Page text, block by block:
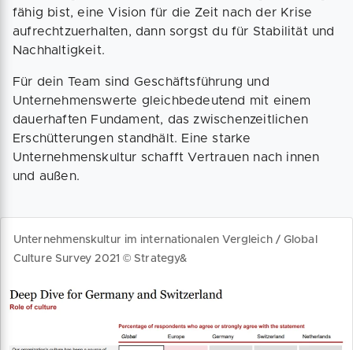
fähig bist, eine Vision für die Zeit nach der Krise
aufrechtzuerhalten, dann sorgst du für Stabilität und
Nachhaltigkeit.
Für dein Team sind Geschäftsführung und
Unternehmenswerte gleichbedeutend mit einem
dauerhaften Fundament, das zwischenzeitlichen
Erschütterungen standhält. Eine starke
Unternehmenskultur schafft Vertrauen nach innen
und außen.
Unternehmenskultur im internationalen Vergleich / Global
Culture Survey 2021 © Strategy&